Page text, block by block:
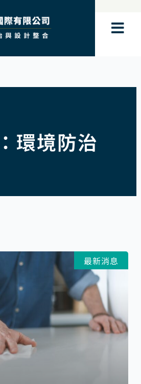
環境防治
最新消息